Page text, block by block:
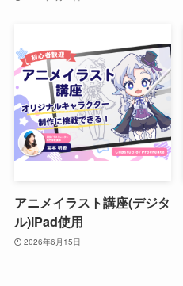
アニメイラスト講座(デジタ
ル)iPad使用
2026年6月15日